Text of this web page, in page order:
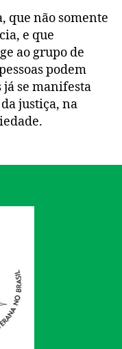
que não somente
e que
ao grupo de
podem
já se manifesta
justiça, na